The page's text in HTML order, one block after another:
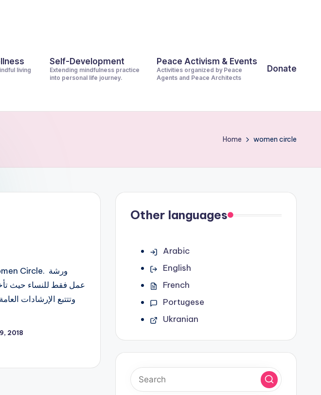
living
Self-Development
Extending mindfulness practice
into personal life journey.
Peace Activism & Events
Activities organized by Peace
Agents and Peace Architects
Donate
Home women circle
عمل فقط للنساء حيث
وتتتبع الإرشادات
2018
Other languages
Arabic
English
French
Portugese
Ukranian